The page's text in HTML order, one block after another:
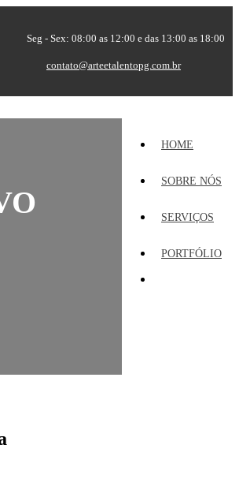
Seg - Sex: 08:00 as 12:00 e das 13:00 as 18:00
contato@arteetalentopg.com.br
HOME
SOBRE NÓS
SERVIÇOS
PORTFÓLIO